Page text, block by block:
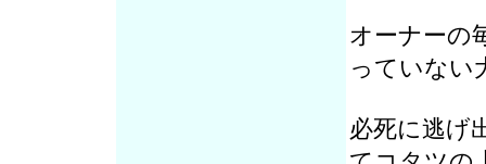
オーナーの
っていない
必死に逃げ